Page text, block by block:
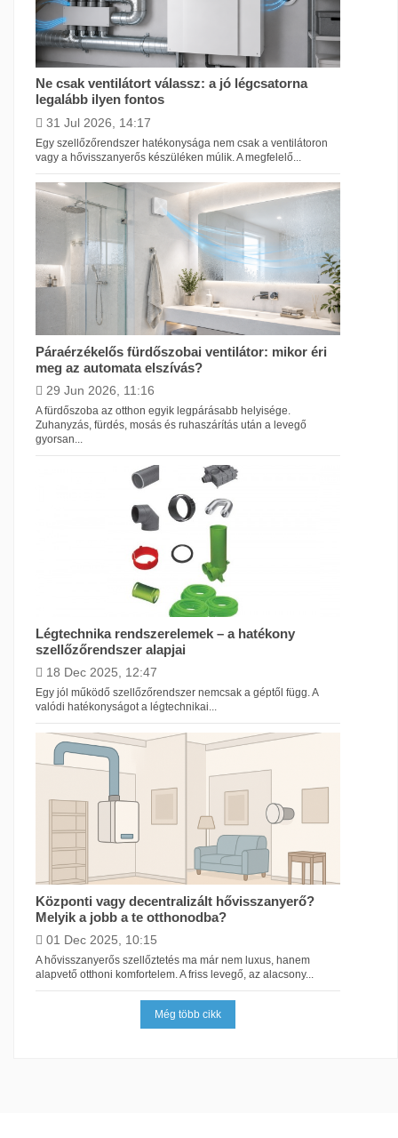
Ne csak ventilátort válassz: a jó légcsatorna
legalább ilyen fontos
31 Jul 2026, 14:17
Egy szellőzőrendszer hatékonysága nem csak a ventilátoron
vagy a hővisszanyerős készüléken múlik. A megfelelő...
Páraérzékelős fürdőszobai ventilátor: mikor éri
meg az automata elszívás?
29 Jun 2026, 11:16
A fürdőszoba az otthon egyik legpárásabb helyisége.
Zuhanyzás, fürdés, mosás és ruhaszárítás után a levegő
gyorsan...
Légtechnika rendszerelemek – a hatékony
szellőzőrendszer alapjai
18 Dec 2025, 12:47
Egy jól működő szellőzőrendszer nemcsak a géptől függ. A
valódi hatékonyságot a légtechnikai...
Központi vagy decentralizált hővisszanyerő?
Melyik a jobb a te otthonodba?
01 Dec 2025, 10:15
A hővisszanyerős szellőztetés ma már nem luxus, hanem
alapvető otthoni komfortelem. A friss levegő, az alacsony...
Még több cikk